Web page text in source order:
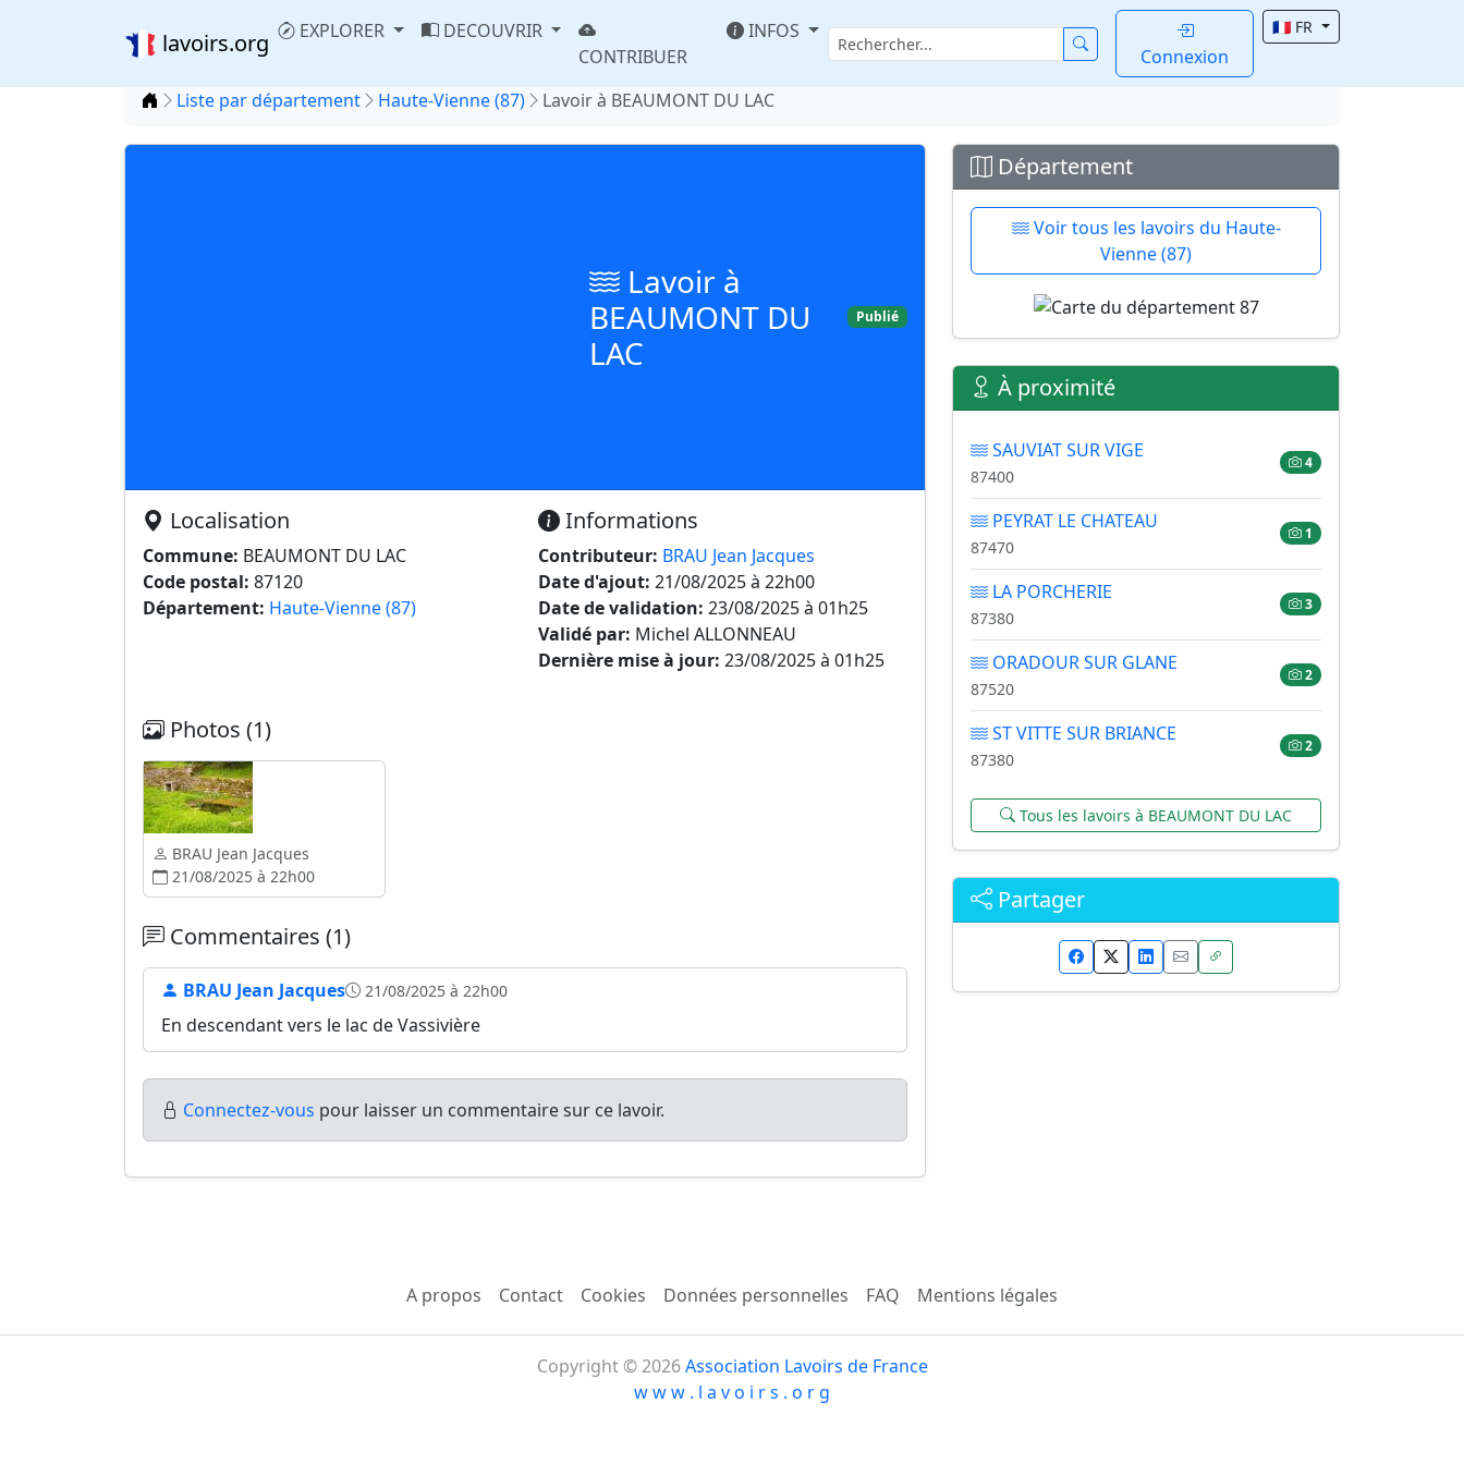
lavoirs.org EXPLORER
DECOUVRIR
CONTRIBUER
INFOS
Connexion
🇫🇷 FR
Accueil
Liste par département Haute-Vienne (87) Lavoir à BEAUMONT DU LAC
Lavoir à
BEAUMONT DU
LAC
Publié
Localisation
Commune: BEAUMONT DU LAC
Code postal: 87120
Département: Haute-Vienne (87)
Informations
Contributeur: BRAU Jean Jacques
Date d'ajout: 21/08/2025 à 22h00
Date de validation: 23/08/2025 à 01h25
Validé par: Michel ALLONNEAU
Dernière mise à jour: 23/08/2025 à 01h25
Photos (1)
BRAU Jean Jacques
21/08/2025 à 22h00
Commentaires (1)
BRAU Jean Jacques 21/08/2025 à 22h00
En descendant vers le lac de Vassivière
Connectez-vous pour laisser un commentaire sur ce lavoir.
Département
Voir tous les lavoirs du Haute-
Vienne (87)
À proximité
SAUVIAT SUR VIGE
87400
4
PEYRAT LE CHATEAU
87470
1
LA PORCHERIE
87380
3
ORADOUR SUR GLANE
87520
2
ST VITTE SUR BRIANCE
87380
2
Tous les lavoirs à BEAUMONT DU LAC
Partager
A propos Contact Cookies Données personnelles FAQ Mentions légales
Copyright © 2026Association Lavoirs de France
w w w . l a v o i r s . o r g